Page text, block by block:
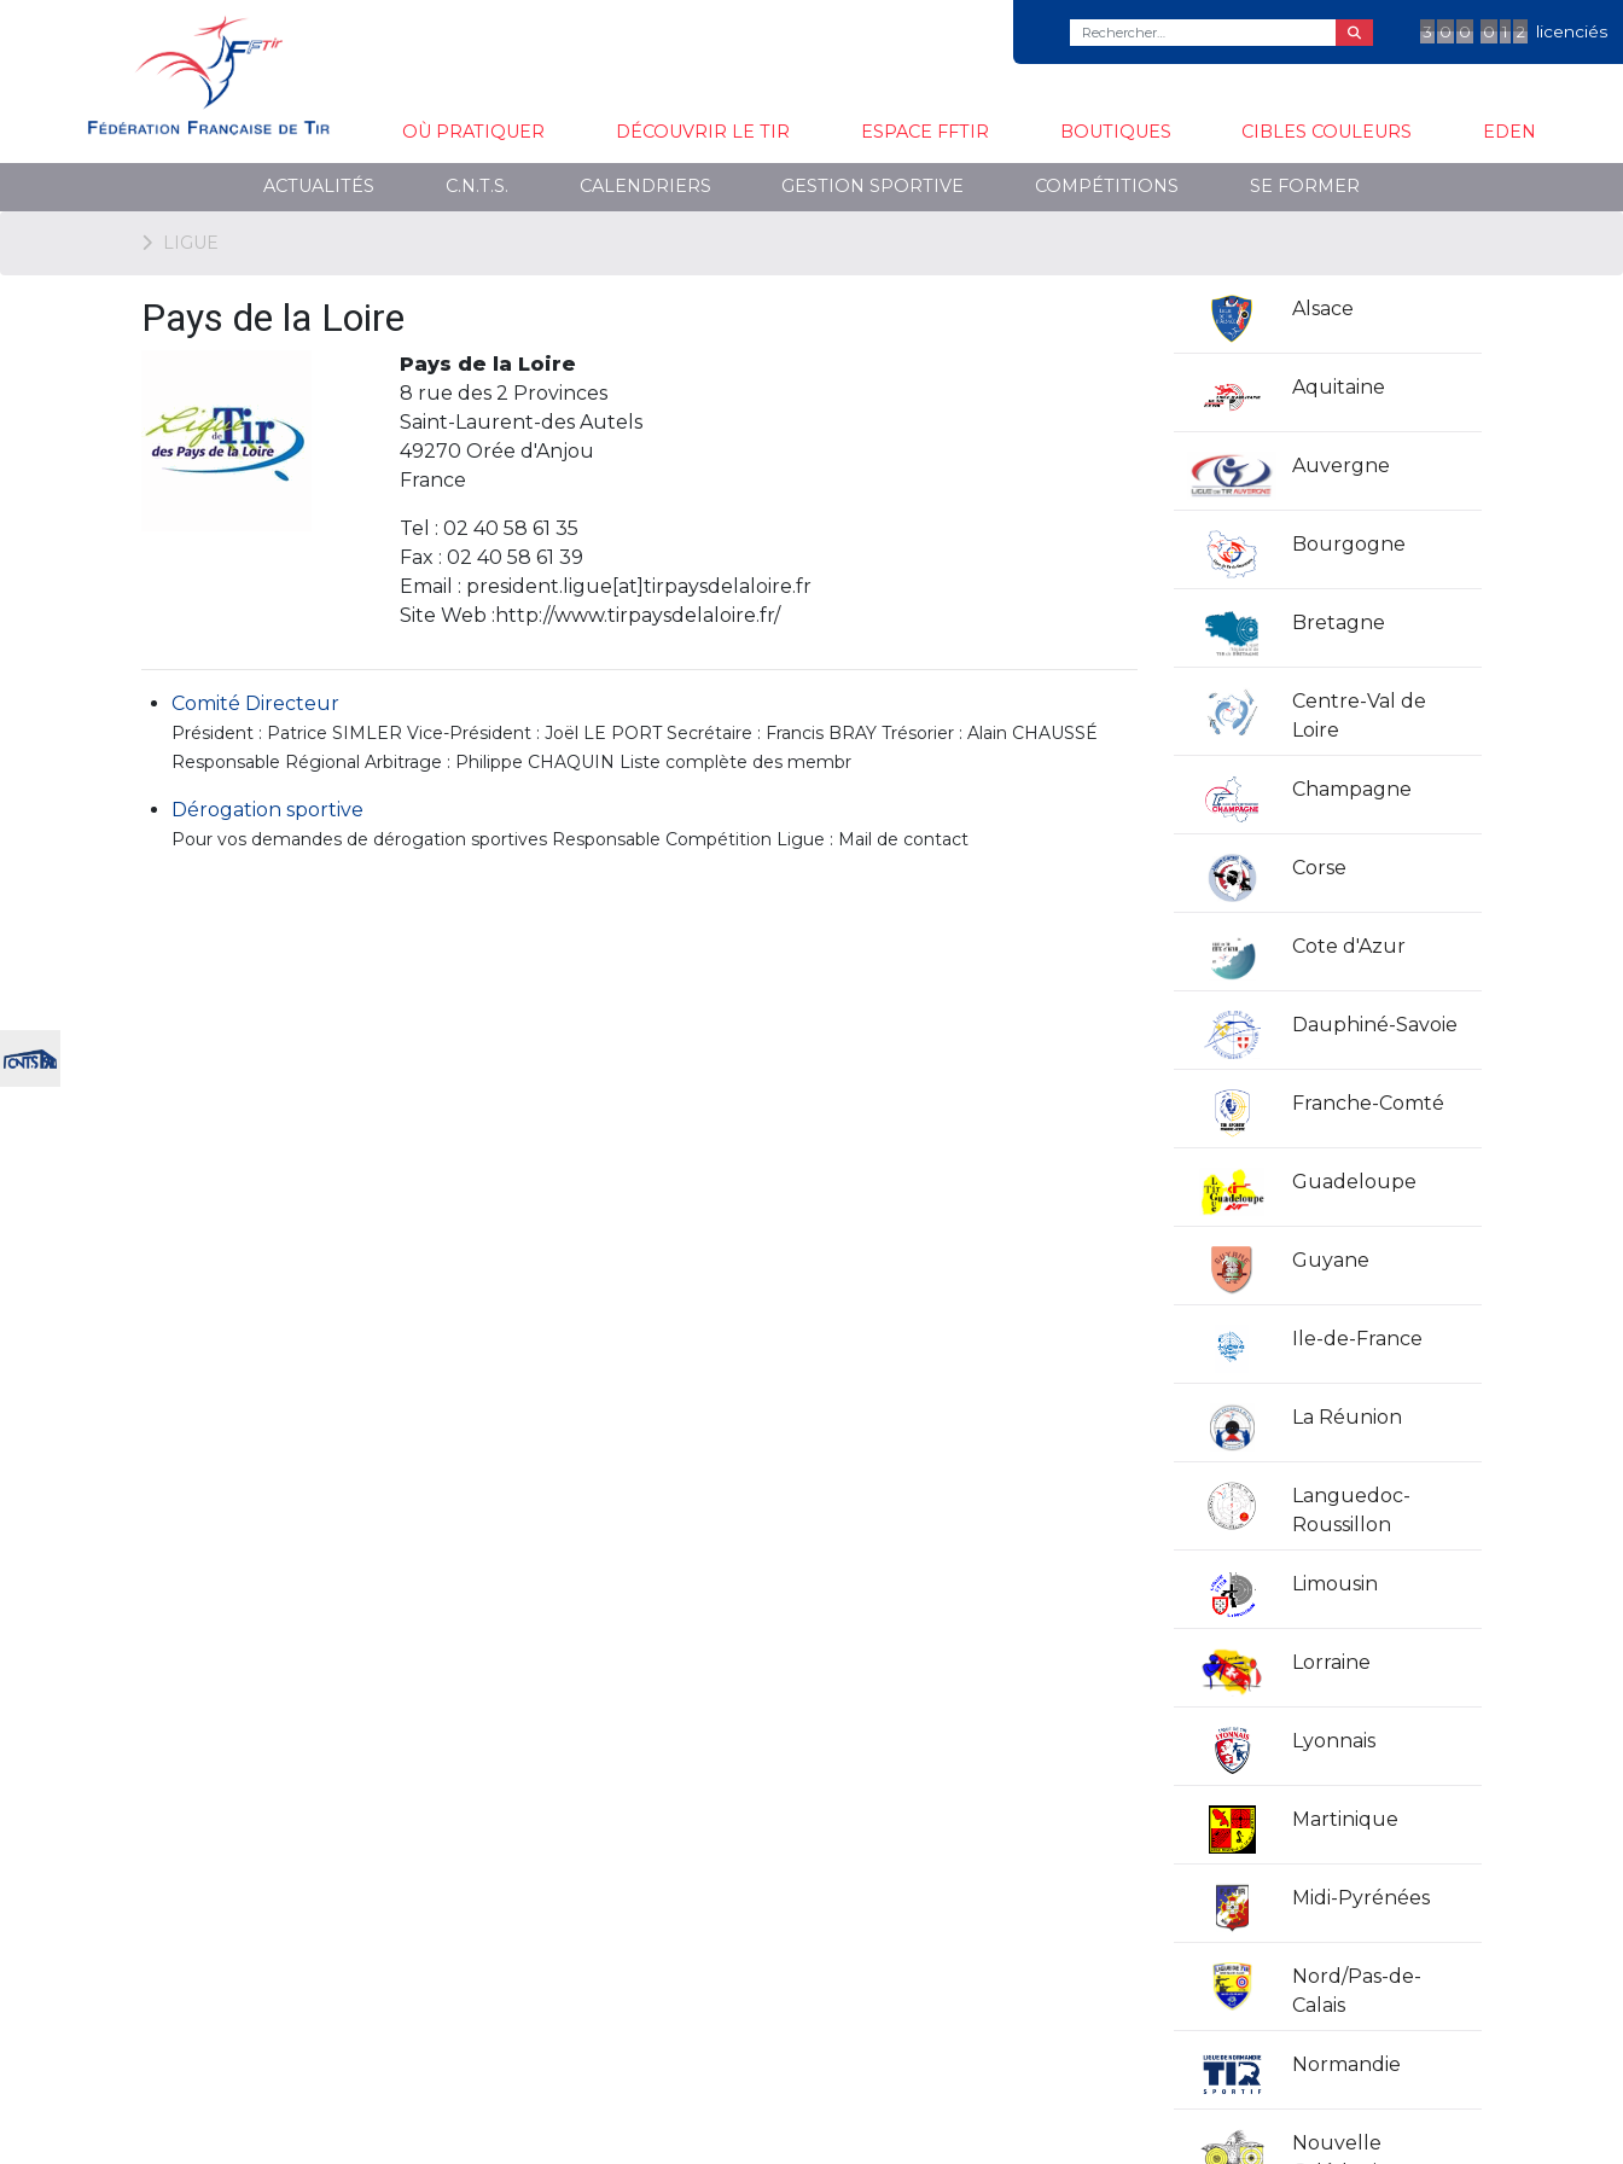
3 0 0 0 1 2 licenciés
OÙ PRATIQUER DÉCOUVRIR LE TIR ESPACE FFTIR BOUTIQUES CIBLES COULEURS EDEN
ACTUALITÉS C.N.T.S. CALENDRIERS GESTION SPORTIVE COMPÉTITIONS SE FORMER
LIGUE
Pays de la Loire
Pays de la Loire
8 rue des 2 Provinces
Saint-Laurent-des Autels
49270 Orée d'Anjou
France
Tel : 02 40 58 61 35
Fax : 02 40 58 61 39
Email : president.ligue[at]tirpaysdelaloire.fr
Site Web :http://www.tirpaysdelaloire.fr/
Comité Directeur
Président : Patrice SIMLER Vice-Président : Joël LE PORT Secrétaire : Francis BRAY Trésorier : Alain CHAUSSÉ
Responsable Régional Arbitrage : Philippe CHAQUIN Liste complète des membr
Dérogation sportive
Pour vos demandes de dérogation sportives Responsable Compétition Ligue : Mail de contact
Alsace
Aquitaine
Auvergne
Bourgogne
Bretagne
Centre-Val de
Loire
Champagne
Corse
Cote d'Azur
Dauphiné-Savoie
Franche-Comté
Guadeloupe
Guyane
Ile-de-France
La Réunion
Languedoc-
Roussillon
Limousin
Lorraine
Lyonnais
Martinique
Midi-Pyrénées
Nord/Pas-de-
Calais
Normandie
Nouvelle